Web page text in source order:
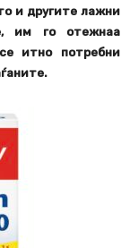
и другите лажни
им го отежнаа
итно потребни